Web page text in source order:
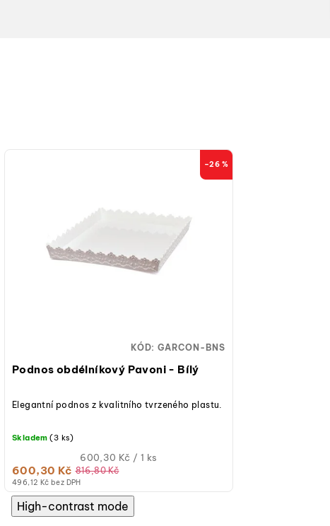
–26 %
Podnos obdélníkový Pavoni - Bílý
496,12 Kč bez DPH
600,30 Kč 816,80 Kč
Měrná
cena:
(jednotková
cena)
600,30 Kč / 1 ks
Skladem (3 ks)
Elegantní podnos z kvalitního tvrzeného plastu.
KÓD: GARCON-BNS
High-contrast mode